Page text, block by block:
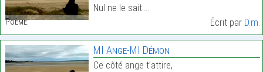
Poème:
Nul ne le sait.…
Écrit par D.m.
MI Ange-MI Démon
Ce côté ange t’attire,